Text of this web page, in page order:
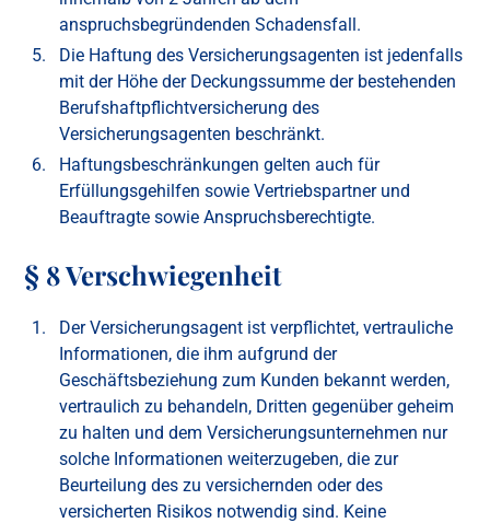
anspruchsbegründenden Schadensfall.
Die Haftung des Versicherungsagenten ist jedenfalls
mit der Höhe der Deckungssumme der bestehenden
Berufshaftpflichtversicherung des
Versicherungsagenten beschränkt.
Haftungsbeschränkungen gelten auch für
Erfüllungsgehilfen sowie Vertriebspartner und
Beauftragte sowie Anspruchsberechtigte.
§ 8 Verschwiegenheit
Der Versicherungsagent ist verpflichtet, vertrauliche
Informationen, die ihm aufgrund der
Geschäftsbeziehung zum Kunden bekannt werden,
vertraulich zu behandeln, Dritten gegenüber geheim
zu halten und dem Versicherungsunternehmen nur
solche Informationen weiterzugeben, die zur
Beurteilung des zu versichernden oder des
versicherten Risikos notwendig sind. Keine